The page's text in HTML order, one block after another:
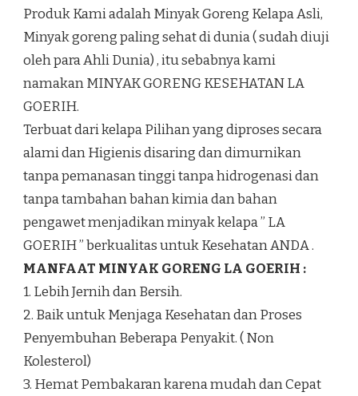
Produk Kami adalah Minyak Goreng Kelapa Asli,
Minyak goreng paling sehat di dunia ( sudah diuji
oleh para Ahli Dunia) , itu sebabnya kami
namakan MINYAK GORENG KESEHATAN LA
GOERIH.
Terbuat dari kelapa Pilihan yang diproses secara
alami dan Higienis disaring dan dimurnikan
tanpa pemanasan tinggi tanpa hidrogenasi dan
tanpa tambahan bahan kimia dan bahan
pengawet menjadikan minyak kelapa ” LA
GOERIH ” berkualitas untuk Kesehatan ANDA .
MANFAAT MINYAK GORENG LA GOERIH :
1. Lebih Jernih dan Bersih.
2. Baik untuk Menjaga Kesehatan dan Proses
Penyembuhan Beberapa Penyakit. ( Non
Kolesterol)
3. Hemat Pembakaran karena mudah dan Cepat